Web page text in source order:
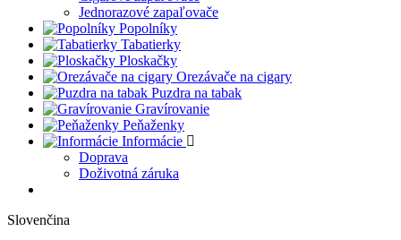
Jednorazové zapaľovače
Popolníky
Tabatierky
Ploskačky
Orezávače na cigary
Puzdra na tabak
Gravírovanie
Peňaženky
Informácie
Doprava
Doživotná záruka
Slovenčina